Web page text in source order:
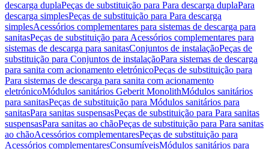
descarga duplaPeças de substituição para Para descarga duplaPara
descarga simplesPeças de substituição para Para descarga
simplesAcessórios complementares para sistemas de descarga para
sanitasPeças de substituição para Acessórios complementares para
sistemas de descarga para sanitasConjuntos de instalaçãoPeças de
substituição para Conjuntos de instalaçãoPara sistemas de descarga
para sanita com acionamento eletrónicoPeças de substituição para
Para sistemas de descarga para sanita com acionamento
eletrónicoMódulos sanitários Geberit MonolithMódulos sanitários
para sanitasPeças de substituição para Módulos sanitários para
sanitasPara sanitas suspensasPeças de substituição para Para sanitas
suspensasPara sanitas ao chãoPeças de substituição para Para sanitas
ao chãoAcessórios complementaresPeças de substituição para
Acessórios complementaresConsumíveisMódulos sanitários para